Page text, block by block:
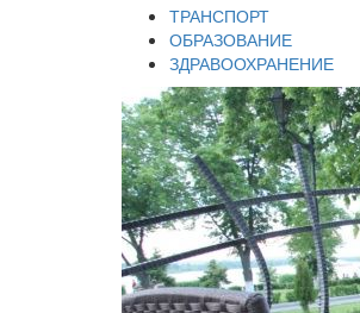
ТРАНСПОРТ
ОБРАЗОВАНИЕ
ЗДРАВООХРАНЕНИЕ